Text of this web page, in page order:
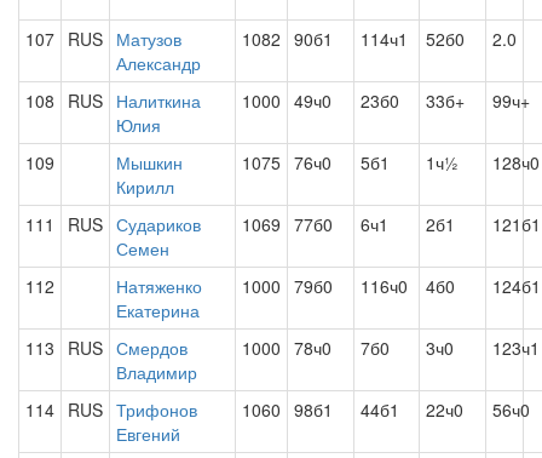
107 RUS Матузов
Александр
1082 90б1 114ч1 52б0 2.0
108 RUS Налиткина
Юлия
1000 49ч0 23б0 33б+ 99ч+
109
Мышкин
Кирилл
1075 76ч0 5б1 1ч½ 128ч0
111 RUS Судариков
Семен
1069 77б0 6ч1 2б1 121б1
112
Натяженко
Екатерина
1000 79б0 116ч0 4б0 124б1
113 RUS Смердов
Владимир
1000 78ч0 7б0 3ч0 123ч1
114 RUS Трифонов
Евгений
1060 98б1 44б1 22ч0 56ч0